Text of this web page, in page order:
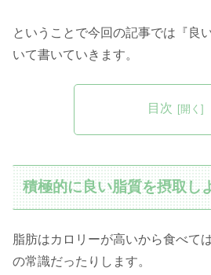
ということで今回の記事では『良
いて書いていきます。
目次
積極的に良い脂質を摂取し
脂肪はカロリーが高いから食べて
の常識だったりします。